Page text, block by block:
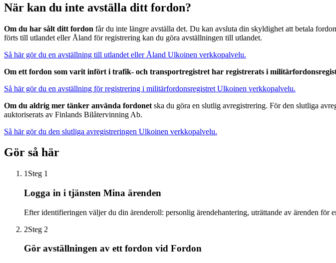
När kan du inte avställa ditt fordon?
Om du har sålt ditt fordon får du inte längre avställa det. Du kan avsluta din skyldighet att betala
förts till utlandet eller Åland för registrering kan du göra avställningen till utlandet.
Så här gör du en avställning till utlandet eller Åland Ulkoinen verkkopalvelu.
Om ett fordon som varit infört i trafik- och transportregistret har registrerats i
Så här gör du en avställning för registrering i militärfordonsregistret Ulkoinen verkkopalvelu.
Om du aldrig mer tänker använda fordonet ska du göra en slutlig avregistrering. För den slutliga
auktoriserats av Finlands Bilåtervinning Ab.
Så här gör du den slutliga avregistreringen Ulkoinen verkkopalvelu.
Gör så här
1 Steg 1
Logga in i tjänsten Mina ärenden
Efter identifieringen väljer du din ärenderoll: personlig ärendehantering, uträttande av ärenden för
2Steg 2
Gör avställningen av ett fordon vid Fordon